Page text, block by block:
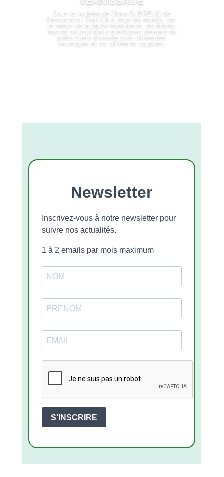
Sous la houlette de Claire DUBREUQ de
l’association Trait Libre, tous les mardis, sur
le temps de la pause méridienne, les élèves
inscrits au cour d’arts plastiques réalisent de
petits chefs d’oeuvre avec différentes
techniques et sur différents supports.
Newsletter
Inscrivez-vous à notre newsletter pour
suivre nos actualités.
1 à 2 emails par mois maximum
S'INSCRIRE